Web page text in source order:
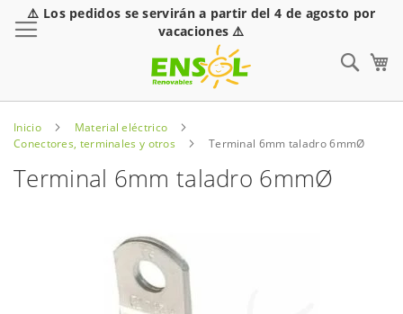
⚠️ Los pedidos se servirán a partir del 4 de agosto por
vacaciones ⚠️
Inicio
Material eléctrico
Conectores, terminales y otros
Terminal 6mm taladro 6mmØ
Terminal 6mm taladro 6mmØ